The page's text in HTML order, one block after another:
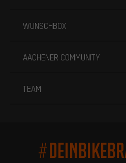
WUNSCHBOX
AACHENER COMMUNITY
TEAM